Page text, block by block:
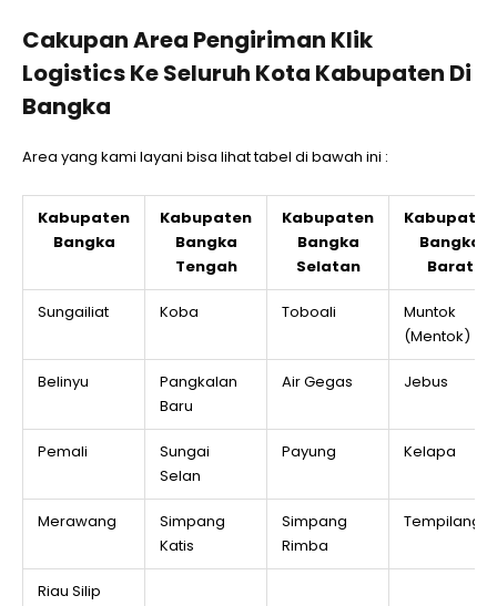
Cakupan Area Pengiriman Klik
Logistics Ke Seluruh Kota Kabupaten Di
Bangka
Area yang kami layani bisa lihat tabel di bawah ini :
Kabupaten
Bangka
Kabupaten
Bangka
Tengah
Kabupaten
Bangka
Selatan
Kabupaten
Bangka
Barat
Sungailiat Koba Toboali
Muntok
(Mentok)
Belinyu
Pangkalan
Baru
Air Gegas Jebus
Pemali
Sungai
Selan
Payung Kelapa
Merawang
Simpang
Katis
Simpang
Rimba
Tempilang
Riau Silip